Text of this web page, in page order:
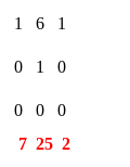
1 6 1
0 1 0
0 0
0
7 25 2